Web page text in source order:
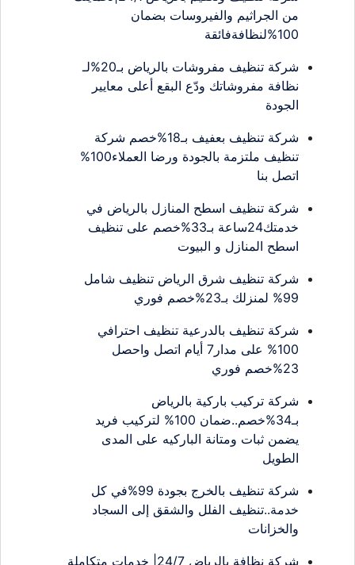
من الجراثيم والفيروسات بضمان
100%لنظافةفائقة
شركة تنظيف مفروشات بالرياض بـ20%لـ
نظافة مفروشاتك ودّع البقع أعلى معايير
الجودة
شركة تنظيف بعفيف بـ18%خصم شركة
تنظيف ملتزمة بالجودة ورضا العملاء100%
اتصل بنا
شركة تنظيف اسطح المنازل بالرياض في
خدمتك24ساعة بـ33%خصم على تنظيف
اسطح المنازل و البيوت
شركة تنظيف شرق الرياض تنظيف شامل
99% لمنزلك بـ23%خصم فوري
شركة تنظيف بالدرعية تنظيف احترافي
100% على مدار7 أيام اتصل واحصل
23%خصم فوري
شركة تركيب باركية بالرياض
بـ34%خصم..ضمان 100% لتركيب فريد
يضمن ثبات ومتانة الباركيه على المدى
الطويل
شركة تنظيف بالخرج بجودة 99%في كل
خدمة..تنظيف الفلل والشقق إلى السجاد
والخزانات
شركة نظافة بالرياض 24/7| خدمات متكاملة